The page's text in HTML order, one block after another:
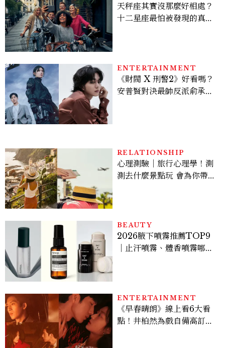
天秤座其實沒那麼好相處？
十二星座最怕被發現的真實
ENTERTAINMENT
《財閥 X 刑警2》好看嗎？
安普賢對決最帥反派俞承
RELATIONSHIP
心理測驗｜旅行心理學！測
測去什麼景點玩 會為你帶來
BEAUTY
2026腋下噴霧推薦TOP9
｜止汗噴霧、體香噴霧哪款
ENTERTAINMENT
《早春晴朗》線上看6大看
點！井柏然為戲自備高訂，